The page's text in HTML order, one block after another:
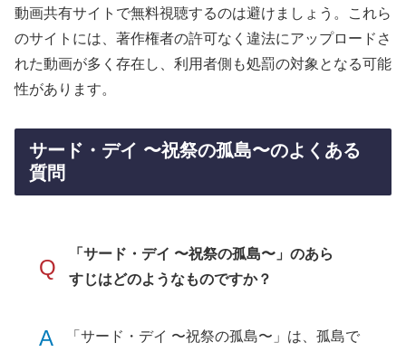
動画共有サイトで無料視聴するのは避けましょう。これら
のサイトには、著作権者の許可なく違法にアップロードさ
れた動画が多く存在し、利用者側も処罰の対象となる可能
性があります。
サード・デイ 〜祝祭の孤島〜のよくある
質問
Q
「サード・デイ 〜祝祭の孤島〜」のあら
すじはどのようなものですか？
A
「サード・デイ 〜祝祭の孤島〜」は、孤島で